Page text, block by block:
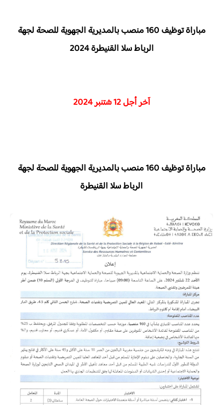
مباراة توظيف 160 منصب بالمديرية الجهوية للصحة لجهة
الرباط سلا القنيطرة 2024
آخر أجل 12 شتنبر 2024
مباراة توظيف 160 منصب بالمديرية الجهوية للصحة لجهة
الرباط سلا القنيطرة